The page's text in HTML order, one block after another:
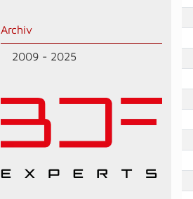
Archiv
2009 - 2025